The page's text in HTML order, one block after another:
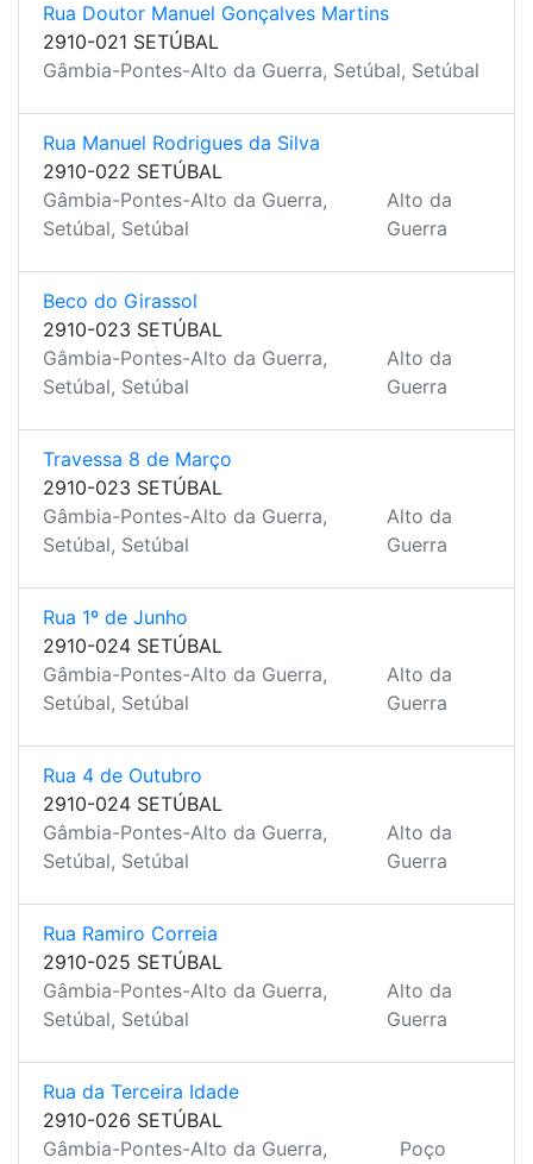
Rua Doutor Manuel Gonçalves Martins
2910-021 SETÚBAL
Gâmbia-Pontes-Alto da Guerra, Setúbal, Setúbal
Rua Manuel Rodrigues da Silva
2910-022 SETÚBAL
Gâmbia-Pontes-Alto da Guerra,
Setúbal, Setúbal
Alto da
Guerra
Beco do Girassol
2910-023 SETÚBAL
Gâmbia-Pontes-Alto da Guerra,
Setúbal, Setúbal
Alto da
Guerra
Travessa 8 de Março
2910-023 SETÚBAL
Gâmbia-Pontes-Alto da Guerra,
Setúbal, Setúbal
Alto da
Guerra
Rua 1º de Junho
2910-024 SETÚBAL
Gâmbia-Pontes-Alto da Guerra,
Setúbal, Setúbal
Alto da
Guerra
Rua 4 de Outubro
2910-024 SETÚBAL
Gâmbia-Pontes-Alto da Guerra,
Setúbal, Setúbal
Alto da
Guerra
Rua Ramiro Correia
2910-025 SETÚBAL
Gâmbia-Pontes-Alto da Guerra,
Setúbal, Setúbal
Alto da
Guerra
Rua da Terceira Idade
2910-026 SETÚBAL
Gâmbia-Pontes-Alto da Guerra,
Poço